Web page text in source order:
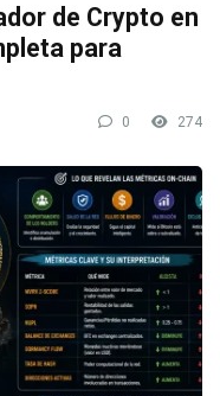
de Crypto en
para
0 274